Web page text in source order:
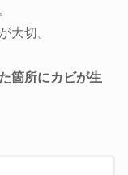
大切。
箇所にカビが生